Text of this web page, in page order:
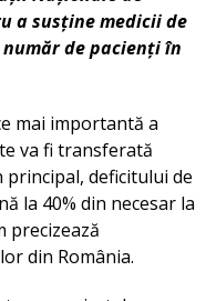
a susține medicii de
de pacienți în
mai importantă a
va fi transferată
deficitului de
la 40% din necesar la
precizează
din România.